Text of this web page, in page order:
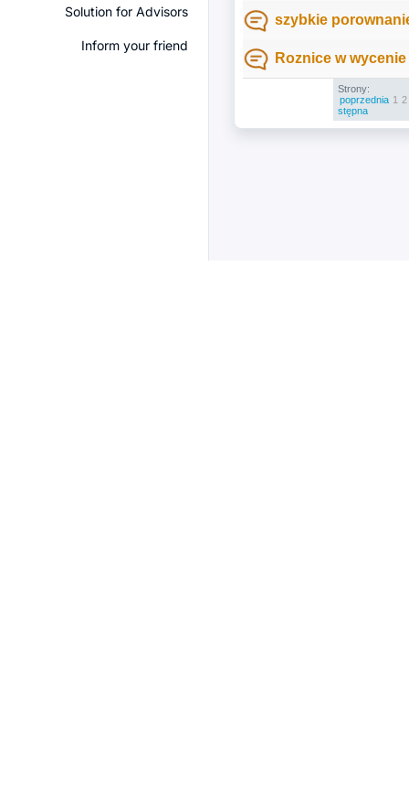
Solution for Advisors
Inform your friend
szybkie
Roznice w
Strony:
poprzednia 1 2
stępna